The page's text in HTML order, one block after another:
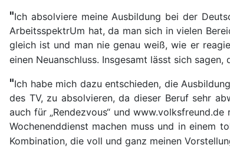
"Ich absolviere meine Ausbildung bei der
ArbeitsspektrUm hat, da man sich in vielen
gleich ist und man nie genau weiß, wie er
einen Neuanschluss. Insgesamt lässt sich
"Ich habe mich dazu entschieden, die
des TV, zu absolvieren, da dieser Beruf sehr
auch für „Rendezvous“ und
Wochenenddienst machen muss und in einem
Kombination, die voll und ganz meinen